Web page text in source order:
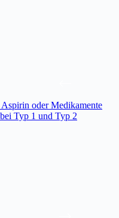
oder Medikamente
Typ 1 und Typ 2